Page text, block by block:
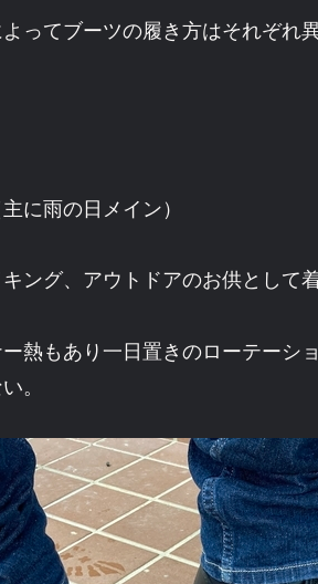
ってブーツの履き方はそれぞれ
に雨の日メイン）
ング、アウトドアのお供として着
熱もあり一日置きのローテーシ
。